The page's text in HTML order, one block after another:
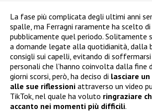
La fase più complicata degli ultimi anni
spalle, ma Ferragni raramente ha scelto
pubblicamente quel periodo. Solitamente
a domande legate alla quotidianità, dalla
consigli sui capelli, evitando di
personali che l’hanno coinvolta dalla fine
giorni scorsi, però, ha deciso di lasciare
alle sue riflessioni attraverso un video
TikTok, nel quale ha voluto ringraziare
accanto nei momenti più difficili.